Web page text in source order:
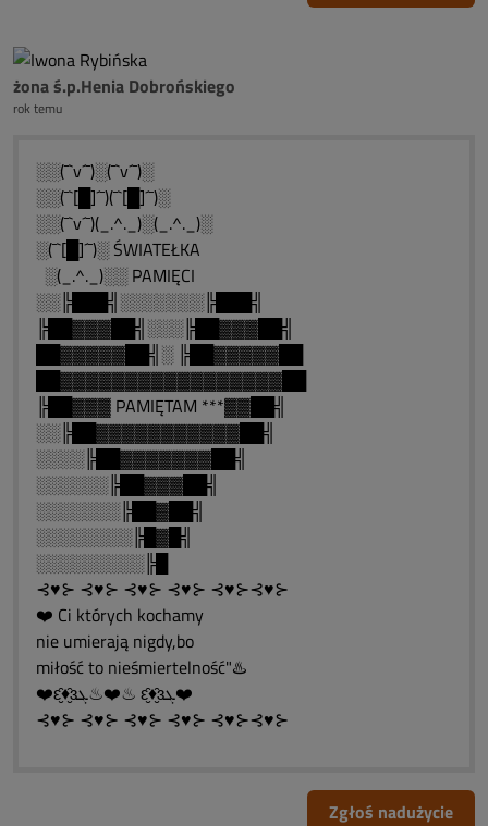
żona ś.p.Henia Dobrońskiego
rok temu
░░(¯`v´¯)░(¯`v´¯)░
░░(¯`[█]´¯)(¯`[█]´¯)░
░░(¯`v´¯)(_.^._)░(_.^._)░
░(¯`[█]´¯)░ ŚWIATEŁKA
░(_.^._)░░ PAMIĘCI
░░╠███╣░░░░░░░╠███╣
╠██▓▓▓██╣░░░╠██▓▓▓██╣
██▓▓▓▓▓██╣░ ╠██▓▓▓▓▓██
██▓▓▓▓▓▓▓▓▓▓▓▓▓▓▓▓▓██
╠██▓▓▓ PAMIĘTAM ***▓▓██╣
░░╠██▓▓▓▓▓▓▓▓▓▓▓██╣
░░░░╠██▓▓▓▓▓▓▓██╣
░░░░░░╠██▓▓▓██╣
░░░░░░░╠██▓██╣
░░░░░░░░╠█▓█╣
░░░░░░░░░╠█
⊰♥⊱ ⊰♥⊱ ⊰♥⊱ ⊰♥⊱ ⊰♥⊱⊰♥⊱
❤️ Ci których kochamy
nie umierają nigdy,bo
miłość to nieśmiertelność"♨️
❤️ԑ̮̑♦̮̑ɜܓ♨❤️♨ ԑ̮̑♦̮̑ɜܓ❤️
⊰♥⊱ ⊰♥⊱ ⊰♥⊱ ⊰♥⊱ ⊰♥⊱⊰♥⊱
Zgłoś nadużycie